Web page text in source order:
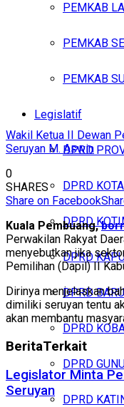
PEMKAB
PEMKAB
PEMKAB
Legislatif
DPRD
DPRD
DPRD
DPRD
DPRD
DPRD
DPRD
DPRD
Wakil Ketua II Dewan
Seruyan M. Aswin
0
SHARES
Share on Facebook
Kuala Pembuang,
Perwakilan Rakyat
menyebutkan jika
Pemilihan (Dapil) II
Dirinya menjelaskan
dimiliki seruyan tentu
akan membantu
BeritaTerkait
Legislator Minta
Seruyan